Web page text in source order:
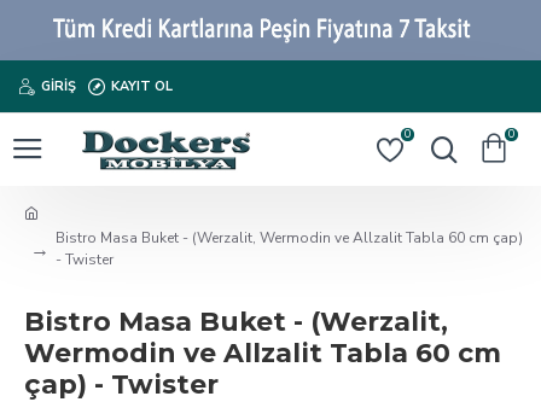
GIRIŞ KAYIT OL
0 0
Bistro Masa Buket - (Werzalit, Wermodin ve Allzalit Tabla 60 cm çap)
- Twister
Bistro Masa Buket - (Werzalit,
Wermodin ve Allzalit Tabla 60 cm
çap) - Twister